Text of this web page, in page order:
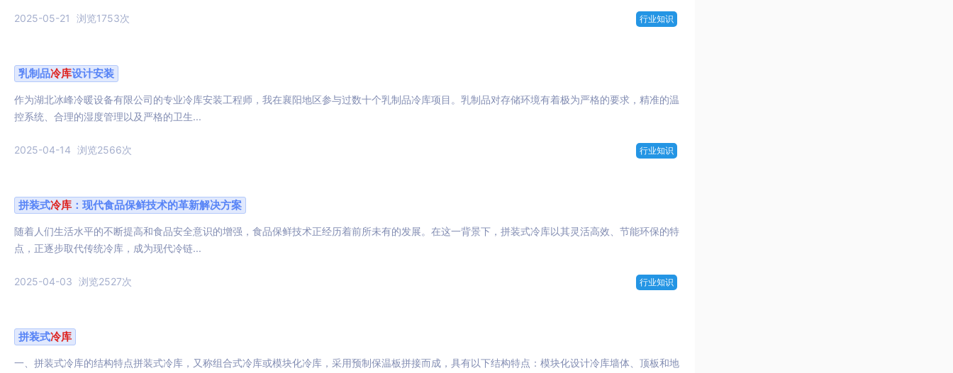
2025-05-21 浏览1753次 行业知识
乳制品冷库设计安装
作为湖北冰峰冷暖设备有限公司的专业冷库安装工程师，我在襄阳地区参与过数十个乳制品冷库项目。乳制品对存储环境有着极为严格的要求，精准的温
控系统、合理的湿度管理以及严格的卫生...
2025-04-14 浏览2566次 行业知识
拼装式冷库 ：现代食品保鲜技术的革新解决方案
随着人们生活水平的不断提高和食品安全意识的增强，食品保鲜技术正经历着前所未有的发展。在这一背景下，拼装式冷库以其灵活高效、节能环保的特
点，正逐步取代传统冷库，成为现代冷链...
2025-04-03 浏览2527次 行业知识
拼装式冷库
一、拼装式冷库的结构特点拼装式冷库，又称组合式冷库或模块化冷库，采用预制保温板拼接而成，具有以下结构特点：模块化设计冷库墙体、顶板和地